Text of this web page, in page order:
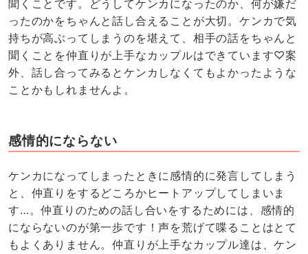
聞くことです。どうしてケンカになったのか、何が嫌だ
ったのかをちゃんと話し合えることが大切。ケンカで気
持ちが高ぶってしまうのを堪えて、相手の話をちゃんと
聞くことを仲直りが上手なカップルはできています♡案
外、話し合ってみるとケンカしなくてもよかったような
ことかもしれませんよ。
感情的にならない
ケンカになってしまったときに感情的に発言してしまう
と、仲直りをするどころかヒートアップしてしまいま
す…。仲直りのための話し合いをするためには、感情的
にならないのが第一歩です！声を荒げて喋ることはとて
もよくありません。仲直りが上手なカップル達は、ケン